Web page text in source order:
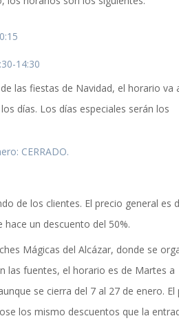
14:30
las fiestas de Navidad, el horario va
días. Los días especiales serán los
CERRADO.
de los clientes. El precio general es
un descuento del 50%.
Mágicas del Alcázar, donde se
las fuentes, el horario es de Martes a
se cierra del 7 al 27 de enero. El
los mismo descuentos que la